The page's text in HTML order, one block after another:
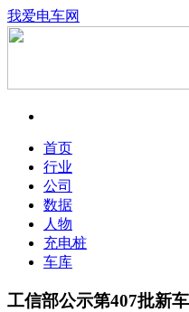
我爱电车网
首页
行业
公司
数据
人物
充电桩
车库
工信部公示第407批新